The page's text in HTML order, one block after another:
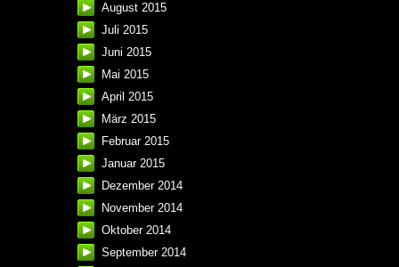
August 2015
Juli 2015
Juni 2015
Mai 2015
April 2015
März 2015
Februar 2015
Januar 2015
Dezember 2014
November 2014
Oktober 2014
September 2014